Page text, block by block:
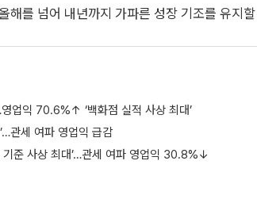
해를 넘어 내년까지 가파른 성장 기조를 유지
업익 70.6%↑ ‘백화점 실적 사상 최대’
관세 여파 영업익 급감
기준 사상 최대’…관세 여파 영업익 30.8%↓